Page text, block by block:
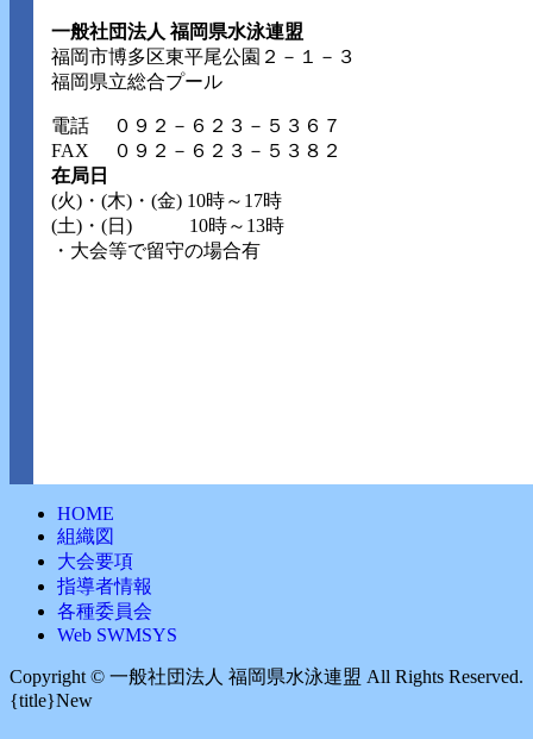
一般社団法人 福岡県水泳連盟
福岡市博多区東平尾公園２－１－３
福岡県立総合プール
電話
０９２－６２３－５３６７
FAX ０９２－６２３－５３８２
在局日
(火)・(木)・(金) 10時～17時
(土)・(日) 10時～13時
・大会等で留守の場合有
HOME
組織図
大会要項
指導者情報
各種委員会
Web SWMSYS
Copyright ©︎ 一般社団法人 福岡県水泳連盟 All Rights Reserved.
{title}New